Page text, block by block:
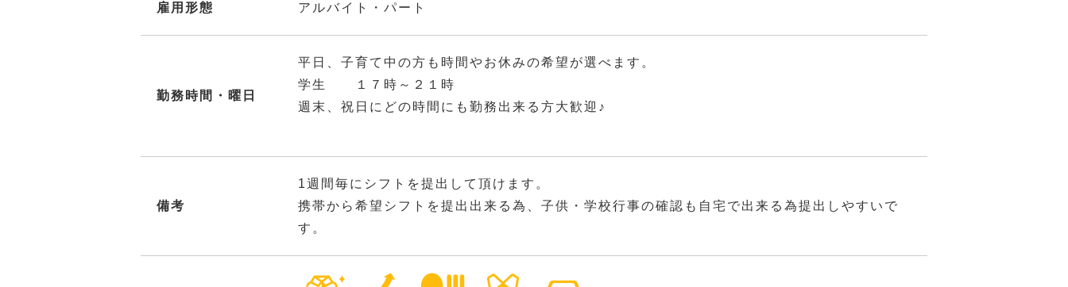
雇用形態 アルバイト・パート
勤務時間・曜日
平日、子育て中の方も時間やお休みの希望が選べます。
学生 １７時～２１時
週末、祝日にどの時間にも勤務出来る方大歓迎♪
備考
1週間毎にシフトを提出して頂けます。
携帯から希望シフトを提出出来る為、子供・学校行事の確認も自宅で出来る為提出しやすいで
す。